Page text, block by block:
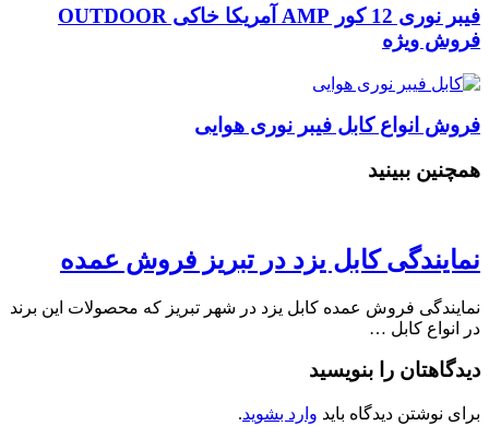
فیبر نوری 12 کور AMP آمریکا خاکی OUTDOOR
فروش ویژه
فروش انواع کابل فیبر نوری هوایی
همچنین ببینید
نمایندگی کابل یزد در تبریز فروش عمده
نمایندگی فروش عمده کابل یزد در شهر تبریز که محصولات این برند
در انواع کابل …
دیدگاهتان را بنویسید
برای نوشتن دیدگاه باید وارد بشوید.